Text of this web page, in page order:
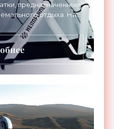
предназначенные
отдыха. На
линейку своих
еще тремя